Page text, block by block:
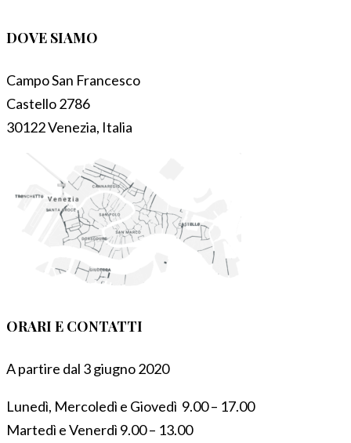
DOVE SIAMO
Campo San Francesco
Castello 2786
30122 Venezia, Italia
ORARI E CONTATTI
A partire dal 3 giugno 2020
Lunedì, Mercoledì e Giovedì 9.00 – 17.00
Martedì e Venerdì 9.00 – 13.00